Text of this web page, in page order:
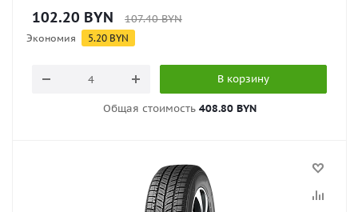
102.20 BYN 107.40BYN
Экономия 5.20 BYN
В корзину
Общая стоимость 408.80 BYN